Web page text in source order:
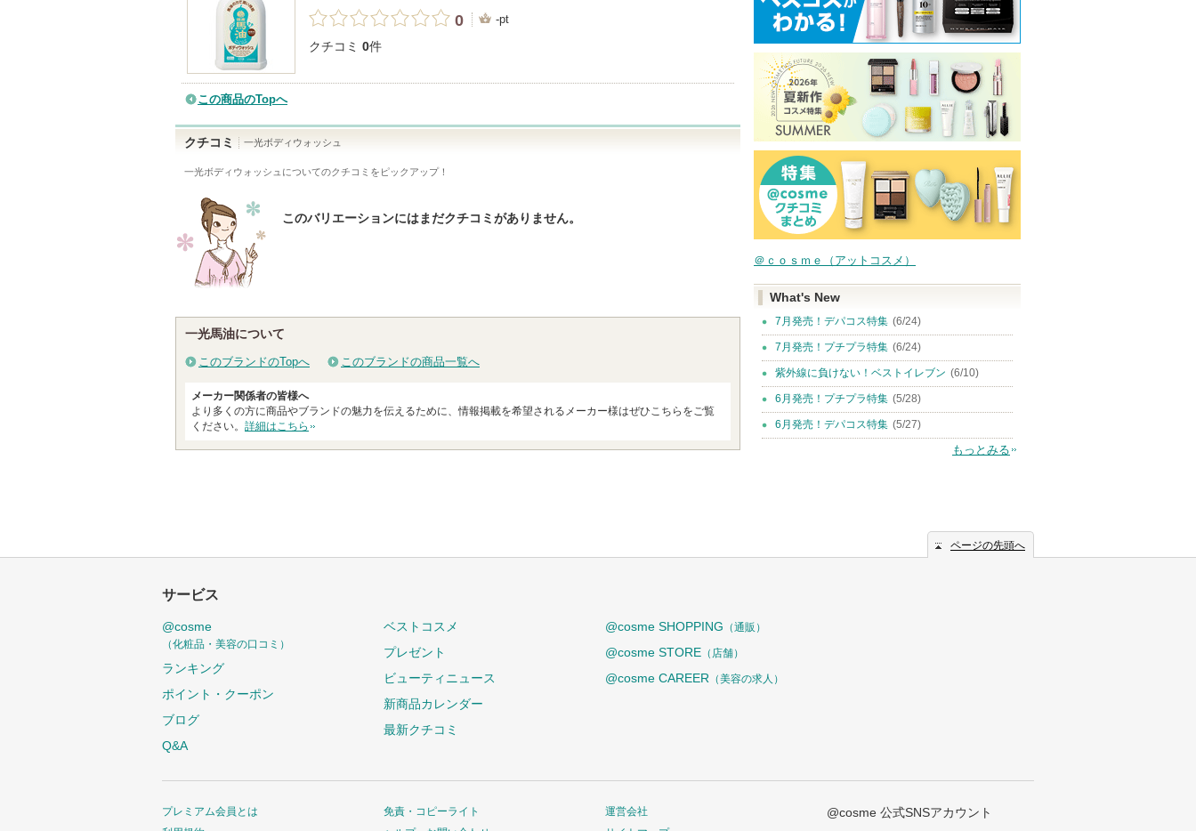
0
-pt
クチコミ 0件
この商品のTopへ
クチコミ 一光ボディウォッシュ
一光ボディウォッシュ についてのクチコミをピックアップ！
このバリエーションにはまだクチコミがありません。
一光馬油について
このブランドのTopへ このブランドの商品一覧へ
メーカー関係者の皆様へ
より多くの方に商品やブランドの魅力を伝えるために、情報掲載を希望されるメーカー様はぜひこちらをご覧
ください。 詳細はこちら
＠ｃｏｓｍｅ（アットコスメ）
What's New
7月発売！デパコス特集 (6/24)
7月発売！プチプラ特集 (6/24)
紫外線に負けない！ベストイレブン (6/10)
6月発売！プチプラ特集 (5/28)
6月発売！デパコス特集 (5/27)
もっとみる
ページの先頭へ
サービス
@cosme
（化粧品・美容の口コミ）
ランキング
ポイント・クーポン
ブログ
Q&A
ベストコスメ
プレゼント
ビューティニュース
新商品カレンダー
最新クチコミ
@cosme SHOPPING （通販）
@cosme STORE （店舗）
@cosme CAREER （美容の求人）
プレミアム会員とは
免責・コピーライト
運営会社
@cosme 公式SNSアカウント